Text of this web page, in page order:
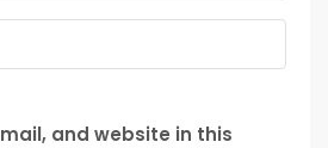
and website in this